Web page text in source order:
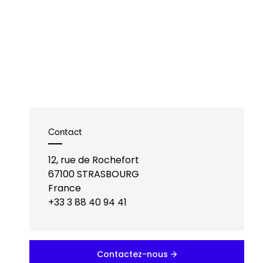
Contact
12, rue de Rochefort
67100STRASBOURG
France
+33 3 88 40 94 41
Contactez-nous